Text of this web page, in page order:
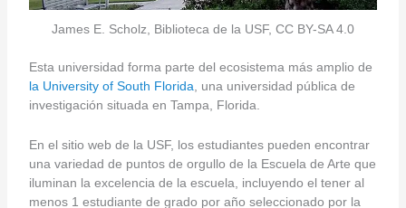
James E. Scholz, Biblioteca de la USF, CC BY-SA 4.0
Esta universidad forma parte del ecosistema más amplio de
la University of South Florida , una universidad pública de
investigación situada en Tampa, Florida.
En el sitio web de la USF, los estudiantes pueden encontrar
una variedad de puntos de orgullo de la Escuela de Arte que
iluminan la excelencia de la escuela, incluyendo el tener al
menos 1 estudiante de grado por año seleccionado por la